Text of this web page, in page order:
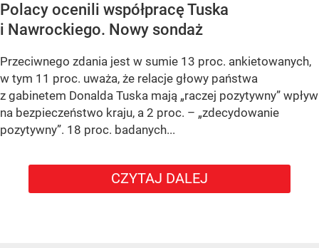
Polacy ocenili współpracę Tuska
i Nawrockiego. Nowy sondaż
Przeciwnego zdania jest w sumie 13 proc. ankietowanych,
w tym 11 proc. uważa, że relacje głowy państwa
z gabinetem Donalda Tuska mają „raczej pozytywny” wpływ
na bezpieczeństwo kraju, a 2 proc. – „zdecydowanie
pozytywny”. 18 proc. badanych...
CZYTAJ DALEJ